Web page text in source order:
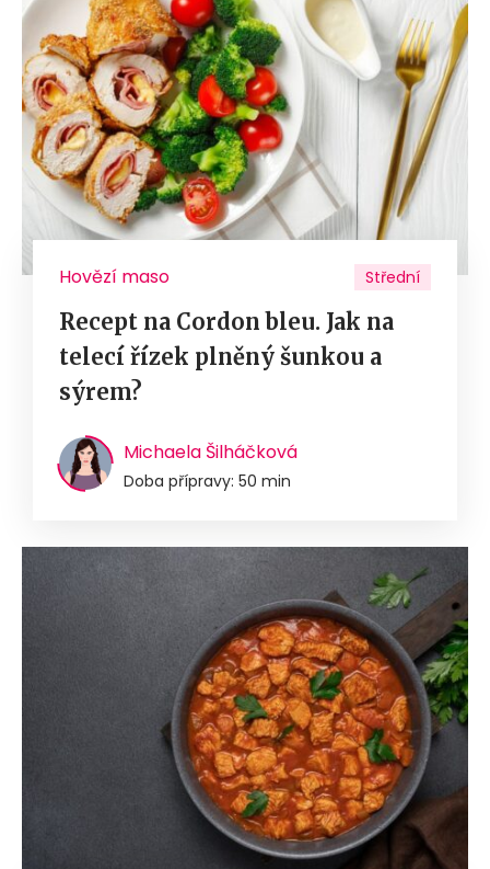
Hovězí maso Střední
Recept na Cordon bleu. Jak na
telecí řízek plněný šunkou a
sýrem?
Michaela Šilháčková
Doba přípravy: 50 min